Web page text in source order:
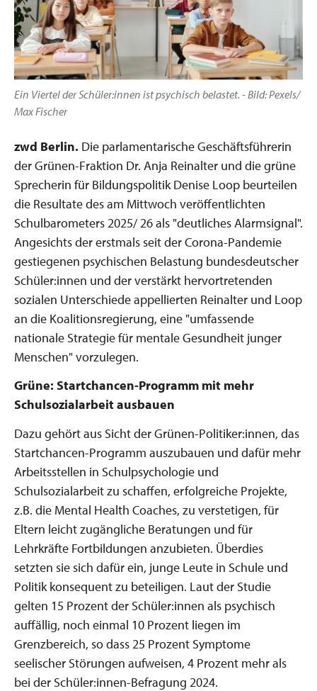
Ein Viertel der Schüler:innen ist psychisch belastet. - Bild: Pexels/
Max Fischer
zwd Berlin. Die parlamentarische Geschäftsführerin
der Grünen-Fraktion Dr. Anja Reinalter und die grüne
Sprecherin für Bildungspolitik Denise Loop beurteilen
die Resultate des am Mittwoch veröffentlichten
Schulbarometers 2025/ 26 als "deutliches Alarmsignal".
Angesichts der erstmals seit der Corona-Pandemie
gestiegenen psychischen Belastung bundesdeutscher
Schüler:innen und der verstärkt hervortretenden
sozialen Unterschiede appellierten Reinalter und Loop
an die Koalitionsregierung, eine "umfassende
nationale Strategie für mentale Gesundheit junger
Menschen" vorzulegen.
Grüne: Startchancen-Programm mit mehr
Schulsozialarbeit ausbauen
Dazu gehört aus Sicht der Grünen-Politiker:innen, das
Startchancen-Programm auszubauen und dafür mehr
Arbeitsstellen in Schulpsychologie und
Schulsozialarbeit zu schaffen, erfolgreiche Projekte,
z.B. die Mental Health Coaches, zu verstetigen, für
Eltern leicht zugängliche Beratungen und für
Lehrkräfte Fortbildungen anzubieten. Überdies
setzten sie sich dafür ein, junge Leute in Schule und
Politik konsequent zu beteiligen. Laut der Studie
gelten 15 Prozent der Schüler:innen als psychisch
auffällig, noch einmal 10 Prozent liegen im
Grenzbereich, so dass 25 Prozent Symptome
seelischer Störungen aufweisen, 4 Prozent mehr als
bei der Schüler:innen-Befragung 2024.